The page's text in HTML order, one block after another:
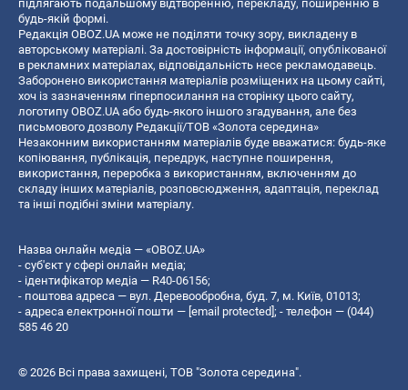
підлягають подальшому відтворенню, перекладу, поширенню в
будь-якій формі.
Редакція OBOZ.UA може не поділяти точку зору, викладену в
авторському матеріалі. За достовірність інформації, опублікованої
в рекламних матеріалах, відповідальність несе рекламодавець.
Заборонено використання матеріалів розміщених на цьому сайті,
хоч із зазначенням гіперпосилання на сторінку цього сайту,
логотипу OBOZ.UA або будь-якого іншого згадування, але без
письмового дозволу Редакції/ТОВ «Золота середина»
Незаконним використанням матеріалів буде вважатися: будь-яке
копiювання, публiкацiя, передрук, наступне поширення,
використання, переробка з використанням, включенням до
складу інших матеріалів, розповсюдження, адаптація, переклад
та інші подібні зміни матеріалу.
Назва онлайн медіа — «OBOZ.UA»
- суб'єкт у сфері онлайн медіа;
- ідентифікатор медіа — R40-06156;
- поштова адреса — вул. Деревообробна, буд. 7, м. Київ, 01013;
- адреса електронної пошти — [email protected]; - телефон — (044)
585 46 20
© 2026 Всі права захищені, ТОВ "Золота середина".